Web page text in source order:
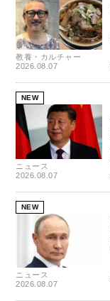
教養・カルチャー
2026.08.07
NEW
ニュース
2026.08.07
NEW
ニュース
2026.08.07